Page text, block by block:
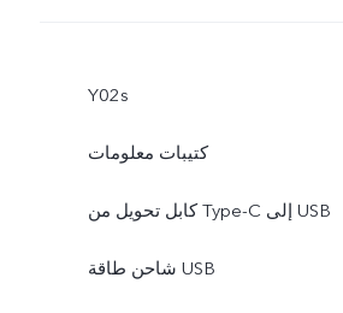
Y02s
كتيبات معلومات
كابل تحويل من Type-C إلى USB
شاحن طاقة USB